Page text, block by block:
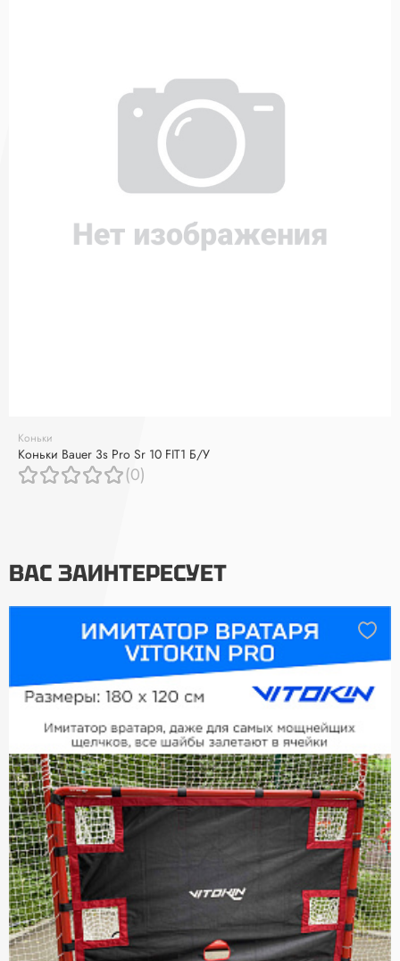
Коньки
Коньки Bauer 3s Pro Sr 10 FIT1 Б/У
(0)
ВАС ЗАИНТЕРЕСУЕТ